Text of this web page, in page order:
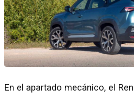
En el apartado mecánico, el